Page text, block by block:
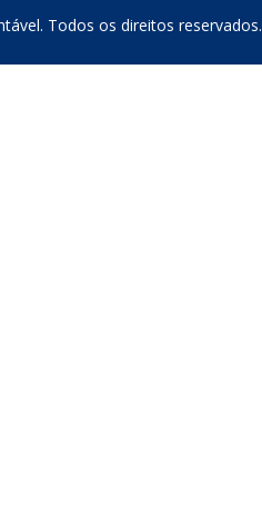
Todos os direitos reservados.